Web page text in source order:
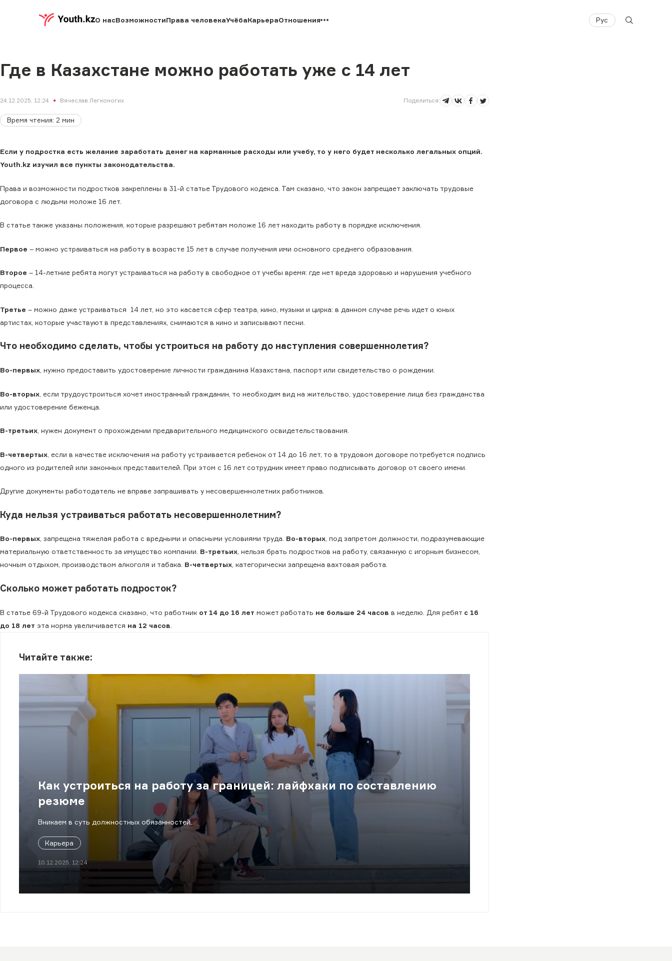
О насВозможностиПрава человекаУчёбаКарьераОтношения Рус
Где в Казахстане можно работать уже с 14 лет
24.12.2025, 12:24 Вячеслав Легконогих Поделиться:
Время чтения: 2 мин
Если у подростка есть желание заработать денег на карманные расходы или учебу, то у него будет несколько легальных опций.
Youth.kz изучил все пункты законодательства.
Права и возможности подростков закреплены в 31-й статье Трудового кодекса. Там сказано, что закон запрещает заключать трудовые
договора с людьми моложе 16 лет.
В статье также указаны положения, которые разрешают ребятам моложе 16 лет находить работу в порядке исключения.
Первое – можно устраиваться на работу в возрасте 15 лет в случае получения ими основного среднего образования.
Второе – 14-летние ребята могут устраиваться на работу в свободное от учебы время: где нет вреда здоровью и нарушения учебного
процесса.
Третье – можно даже устраиваться 14 лет, но это касается сфер театра, кино, музыки и цирка: в данном случае речь идет о юных
артистах, которые участвуют в представлениях, снимаются в кино и записывают песни.
Что необходимо сделать, чтобы устроиться на работу до наступления совершеннолетия?
Во-первых , нужно предоставить удостоверение личности гражданина Казахстана, паспорт или свидетельство о рождении.
Во-вторых , если трудоустроиться хочет иностранный гражданин, то необходим вид на жительство, удостоверение лица без гражданства
или удостоверение беженца.
В-третьих , нужен документ о прохождении предварительного медицинского освидетельствования.
В-четвертых , если в качестве исключения на работу устраивается ребенок от 14 до 16 лет, то в трудовом договоре потребуется подпись
одного из родителей или законных представителей. При этом с 16 лет сотрудник имеет право подписывать договор от своего имени.
Другие документы работодатель не вправе запрашивать у несовершеннолетних работников.
Куда нельзя устраиваться работать несовершеннолетним?
Во-первых, запрещена тяжелая работа с вредными и опасными условиями труда. Во-вторых, под запретом должности, подразумевающие
материальную ответственность за имущество компании. В-третьих, нельзя брать подростков на работу, связанную с игорным бизнесом,
ночным отдыхом, производством алкоголя и табака. В-четвертых, категорически запрещена вахтовая работа.
Сколько может работать подросток?
В статье 69-й Трудового кодекса сказано, что работник от 14 до 16 лет может работать не больше 24 часов в неделю. Для ребят с 16
до 18 лет эта норма увеличивается на 12 часов
Читайте также:
Как устроиться на работу за границей: лайфхаки по составлению
резюме
Вникаем в суть должностных обязанностей.
Карьера
10.12.2025, 12:24